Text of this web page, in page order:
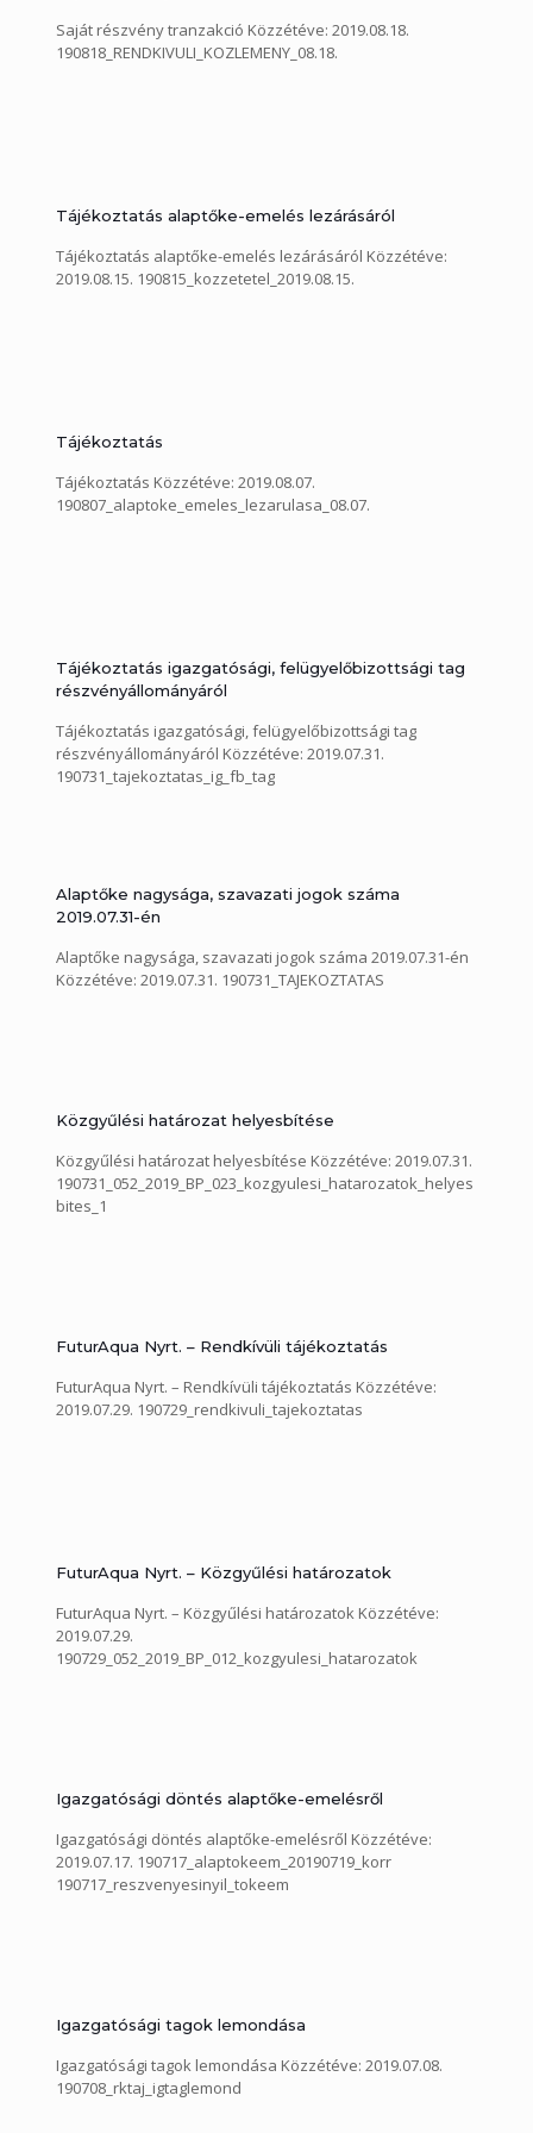
Saját részvény tranzakció Közzétéve: 2019.08.18.
190818_RENDKIVULI_KOZLEMENY_08.18.
Tájékoztatás alaptőke-emelés lezárásáról
Tájékoztatás alaptőke-emelés lezárásáról Közzétéve:
2019.08.15. 190815_kozzetetel_2019.08.15.
Tájékoztatás
Tájékoztatás Közzétéve: 2019.08.07.
190807_alaptoke_emeles_lezarulasa_08.07.
Tájékoztatás igazgatósági, felügyelőbizottsági tag
részvényállományáról
Tájékoztatás igazgatósági, felügyelőbizottsági tag
részvényállományáról Közzétéve: 2019.07.31.
190731_tajekoztatas_ig_fb_tag
Alaptőke nagysága, szavazati jogok száma
2019.07.31-én
Alaptőke nagysága, szavazati jogok száma 2019.07.31-én
Közzétéve: 2019.07.31. 190731_TAJEKOZTATAS
Közgyűlési határozat helyesbítése
Közgyűlési határozat helyesbítése Közzétéve: 2019.07.31.
190731_052_2019_BP_023_kozgyulesi_hatarozatok_helyes
bites_1
FuturAqua Nyrt. – Rendkívüli tájékoztatás
FuturAqua Nyrt. – Rendkívüli tájékoztatás Közzétéve:
2019.07.29. 190729_rendkivuli_tajekoztatas
FuturAqua Nyrt. – Közgyűlési határozatok
FuturAqua Nyrt. – Közgyűlési határozatok Közzétéve:
2019.07.29.
190729_052_2019_BP_012_kozgyulesi_hatarozatok
Igazgatósági döntés alaptőke-emelésről
Igazgatósági döntés alaptőke-emelésről Közzétéve:
2019.07.17. 190717_alaptokeem_20190719_korr
190717_reszvenyesinyil_tokeem
Igazgatósági tagok lemondása
Igazgatósági tagok lemondása Közzétéve: 2019.07.08.
190708_rktaj_igtaglemond